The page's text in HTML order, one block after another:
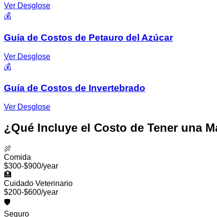
Ver Desglose
💰
Guía de Costos de Petauro del Azúcar
Ver Desglose
💰
Guía de Costos de Invertebrado
Ver Desglose
¿Qué Incluye el Costo de Tener una
🍖
Comida
$300-$900/year
🏥
Cuidado Veterinario
$200-$600/year
🛡️
Seguro